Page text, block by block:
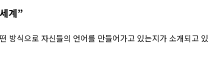
계”
방식으로 자신들의 언어를 만들어가고 있는지가 소개되고 있